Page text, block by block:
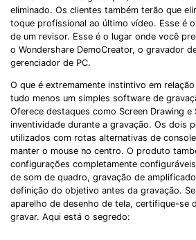
eliminado. Os clientes também terão que
toque profissional ao último vídeo. Esse é
de um revisor. Esse é o lugar onde você
o Wondershare DemoCreator, o gravador
gerenciador de PC.
O que é extremamente instintivo em
tudo menos um simples software de
Oferece destaques como Screen Drawing
inventividade durante a gravação. Os dois
utilizados com rotas alternativas de
manter o mouse no centro. O produto
configurações completamente
de som de quadro, gravação de
definição do objetivo antes da gravação.
aparelho de desenho de tela, certifique-se
gravar. Aqui está o segredo: